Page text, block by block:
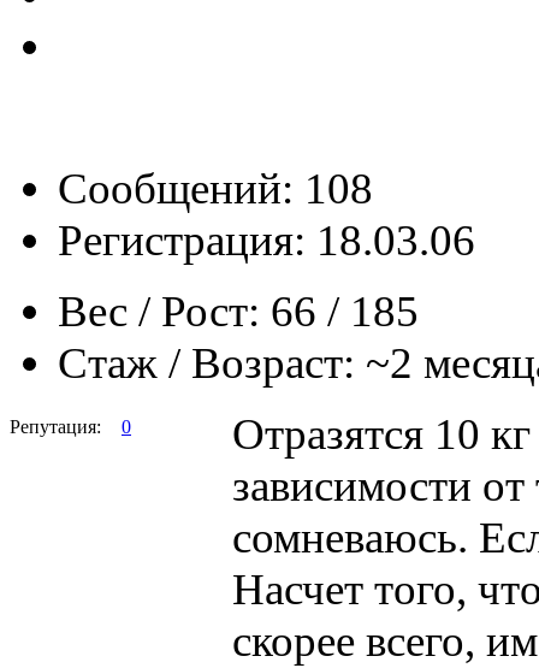
Сообщений: 108
Регистрация: 18.03.06
Вес / Рост: 66 / 185
Стаж / Возраст: ~2
Репутация: 0
Отразятся 10
зависимости
сомневаюсь.
Насчет того,
скорее всего,